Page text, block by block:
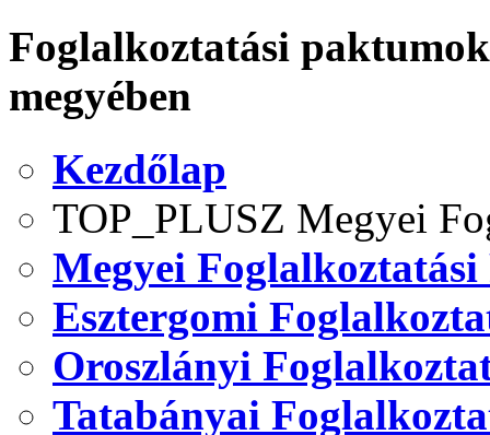
Foglalkoztatási
megyében
Kezdőlap
TOP_PLUSZ Megyei
Megyei
Esztergomi
Oroszlányi
Tatabányai